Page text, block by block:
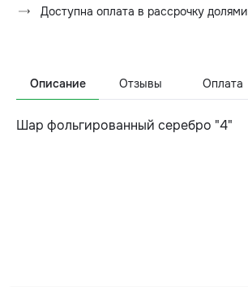
Доступна оплата в рассрочку долями
Описание Отзывы Оплата
Шар фольгированный серебро "4"